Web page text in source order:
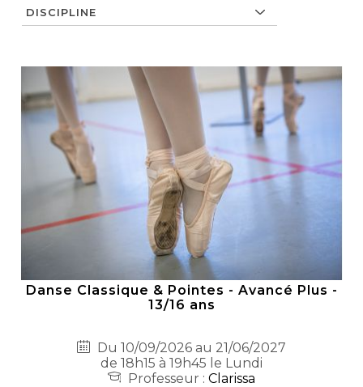
Danse Classique & Pointes - Avancé Plus -
13/16 ans
Du 10/09/2026 au 21/06/2027
de 18h15 à 19h45 le Lundi
Professeur : Clarissa